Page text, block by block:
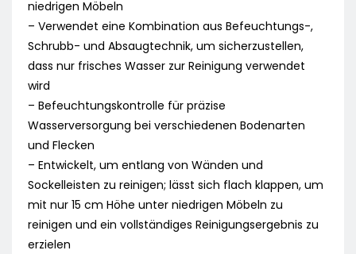
niedrigen Möbeln
– Verwendet eine Kombination aus Befeuchtungs-,
Schrubb- und Absaugtechnik, um sicherzustellen,
dass nur frisches Wasser zur Reinigung verwendet
wird
– Befeuchtungskontrolle für präzise
Wasserversorgung bei verschiedenen Bodenarten
und Flecken
– Entwickelt, um entlang von Wänden und
Sockelleisten zu reinigen; lässt sich flach klappen, um
mit nur 15 cm Höhe unter niedrigen Möbeln zu
reinigen und ein vollständiges Reinigungsergebnis zu
erzielen